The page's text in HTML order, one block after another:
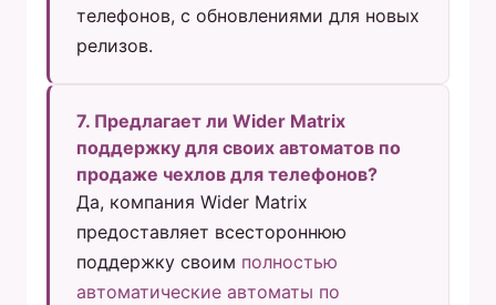
телефонов, с обновлениями для новых
релизов.
7. Предлагает ли Wider Matrix
поддержку для своих автоматов по
продаже чехлов для телефонов?
Да, компания Wider Matrix
предоставляет всестороннюю
поддержку своим полностью
автоматические автоматы по